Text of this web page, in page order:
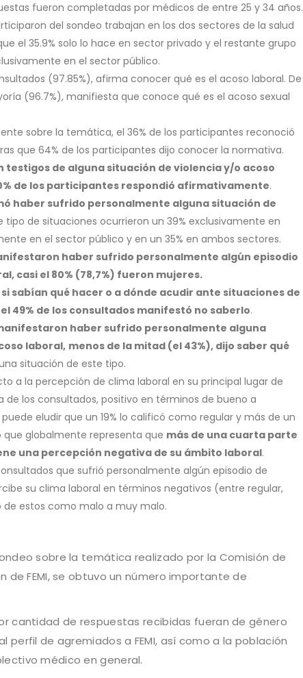
fueron completadas por médicos de entre 25 y 34 años.
del sondeo trabajan en los dos sectores de la salud
el 35.9% solo lo hace en sector privado y el restante grupo
en el sector público.
(97.85%), afirma conocer qué es el acoso laboral. De
(96.7%), manifiesta que conoce qué es el acoso sexual
sobre la temática, el 36% de los participantes reconoció
que 64% de los participantes dijo conocer la normativa.
testigos de alguna situación de violencia y/o acoso
de los participantes respondió afirmativamente.
haber sufrido personalmente alguna situación de
tipo de situaciones ocurrieron un 39% exclusivamente en
en el sector público y en un 35% en ambos sectores.
haber sufrido personalmente algún episodio
casi el 80% (78,7%) fueron mujeres.
si sabían qué hacer o a dónde acudir ante situaciones de
49% de los consultados manifestó no saberlo.
haber sufrido personalmente alguna
laboral, menos de la mitad (el 43%), dijo saber qué
situación de este tipo.
a la percepción de clima laboral en su principal lugar de
de los consultados, positivo en términos de bueno a
eludir que un 19% lo calificó como regular y más de un
globalmente representa que más de una cuarta parte
una percepción negativa de su ámbito laboral.
que sufrió personalmente algún episodio de
su clima laboral en términos negativos (entre regular,
estos como malo a muy malo.
sobre la temática realizado por la Comisión de
de FEMI, se obtuvo un número importante de
cantidad de respuestas recibidas fueran de género
de agremiados a FEMI, así como a la población
médico en general.